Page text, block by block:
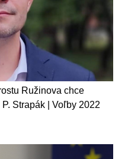
Ružinova chce
Strapák | Voľby 2022